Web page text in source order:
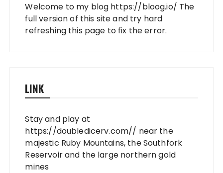
Welcome to my blog https://bloog.io/ The
full version of this site and try hard
refreshing this page to fix the error.
LINK
Stay and play at
https://doubledicerv.com// near the
majestic Ruby Mountains, the Southfork
Reservoir and the large northern gold
mines